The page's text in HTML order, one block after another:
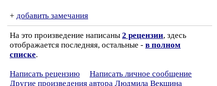
+ добавить замечания
На это произведение написаны 2 рецензии, здесь
отображается последняя, остальные - в полном
списке.
Написать рецензию
Написать личное сообщение
Другие произведения автора Людмила Векшина